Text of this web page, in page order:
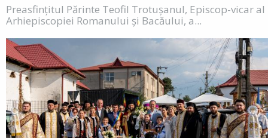
Preasfințitul Părinte Teofil Trotușanul, Episcop-vicar al
Arhiepiscopiei Romanului și Bacăului, a...